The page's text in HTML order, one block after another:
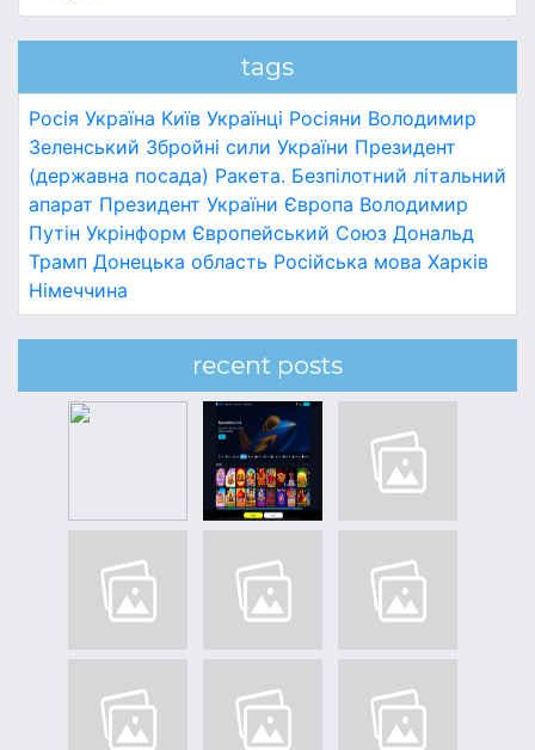
tags
Росія Україна Київ Українці Росіяни Володимир
Зеленський Збройні сили України Президент
(державна посада) Ракета. Безпілотний літальний
апарат Президент України Європа Володимир
Путін Укрінформ Європейський Союз Дональд
Трамп Донецька область Російська мова Харків
Німеччина
recent posts